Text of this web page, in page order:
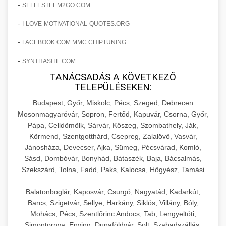
költségvetését gépi tanulással és
automatizálással.
aikampany.hu
🍞 20. Ipari Dagasztógép
Professzionális ipari dagasztógépek és
tésztakeverő gépek pékségek és kereskedelmi
megbízható teljesítményhez.
chef-iparikonyhagepek.hu
kereskedelmi tésztakeverő
🔪 21. Ipari Szeletelőgép
Ipari hús- és sajtszeletelő gépek professzionális
élelmiszer-előkészítéshez. Precíziós vágás
állítható vastagság beállítással.
chef-iparikonyhagepek.hu
professzionális élelmiszer szeletelő
📦 22. Vákuumozó Gép
Kereskedelmi vákuumcsomagoló berendezések
élelmiszerek tartósításához. Hosszabbítsa a
szavatossági időt és tartsa meg a termék
frissességét.
chef-iparikonyhagepek.hu
vákuum lezáró berendezés
🎁 23. Vákuumfóliázó Gép +
Ipari vákuumfóliázó gépek professzionális
élelmiszer-csomagolási műveletekhez.
Hatékony lezárási és tartósítási megoldások.
chef-iparikonyhagepek.hu
kereskedelmi csomagoló gép
🔥 24. Ipari Sütő és Gőzpároló +
Kereskedelmi légkeveréses sütők és gőzpárolók
professzionális konyhák számára. Nagy
kapacitású sütő- és főzőberendezés precíz
❄️ 25. Ipari Hűtőszekrény +
- SELFESTEEM2GO.COM
- I-LOVE-MOTIVATIONAL-QUOTES.ORG
- FACEBOOK.COM MMC CHIPTUNING
- SYNTHASITE.COM
TANÁCSADÁS A KÖVETKEZŐ
TELEPÜLÉSEKEN:
Budapest, Győr, Miskolc, Pécs, Szeged, Debrecen
Mosonmagyaróvár, Sopron, Fertőd, Kapuvár, Csorna, Győr,
Pápa, Celldömölk, Sárvár, Kőszeg, Szombathely, Ják,
Körmend, Szentgotthárd, Csepreg, Zalalövő, Vasvár,
Jánosháza, Devecser, Ajka, Sümeg, Pécsvárad, Komló,
Sásd, Dombóvár, Bonyhád, Bátaszék, Baja, Bácsalmás,
Szekszárd, Tolna, Fadd, Paks, Kalocsa, Hőgyész, Tamási
Balatonboglár, Kaposvár, Csurgó, Nagyatád, Kadarkút,
Barcs, Szigetvár, Sellye, Harkány, Siklós, Villány, Bóly,
Mohács, Pécs, Szentlőrinc Andocs, Tab, Lengyeltóti,